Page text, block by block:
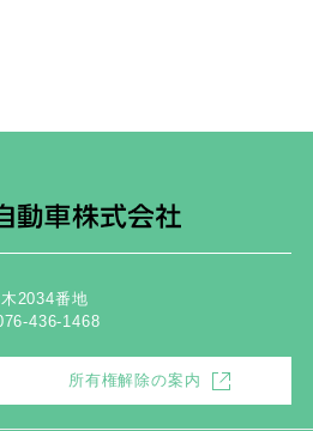
2034番地
436-1468
所有権解除の案内